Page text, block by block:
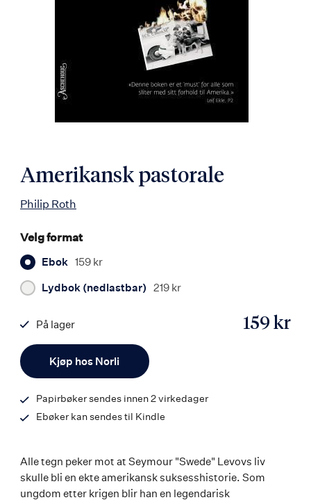
Amerikansk pastorale
Philip Roth
Velg format
Ebok 159 kr
Lydbok (nedlastbar) 219 kr
Kjøp hos Norli
159 kr
På lager
9788203370274
Papirbøker sendes innen 2 virkedager
Ebøker kan sendes til Kindle
Alle tegn peker mot at Seymour "Swede" Levovs liv
skulle bli en ekte amerikansk suksesshistorie. Som
ungdom etter krigen blir han en legendarisk